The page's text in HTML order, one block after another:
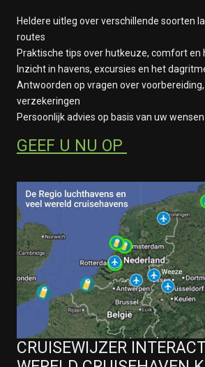
7 maart 2028
Op Zee
8 maart 2028
Op Zee
9 maart 2028
Op Zee
10 maart 2028
Busan, Zuid-Korea
11 maart 2028
Kagoshima, Japan
Op Zee
14 maart 2028
Tokyo (Yokohama), Japan
15 maart 2028
Tokyo (Yokohama), Japan
16 maart 2028
Op Zee
17 maart 2028
Op Zee
Heldere uitleg over verschillende soorten
routes
Praktische tips over hutkeuze, comfort en
Inzicht in havens, excursies en het
Antwoorden op vragen over
verzekeringen
Persoonlijk advies op basis van uw wensen
GEEF U NU OP
CRUISEWIJZER